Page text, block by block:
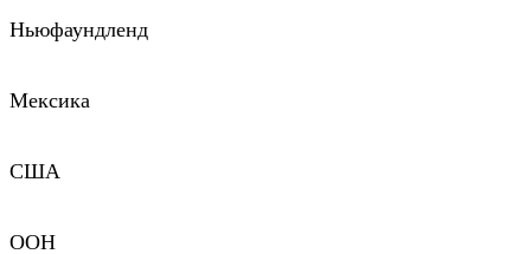
Ньюфаундленд
Мексика
США
ООН